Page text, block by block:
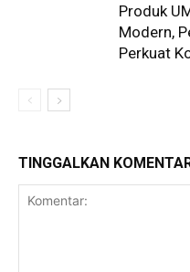
Produk
Modern,
Perkuat
TINGGALKAN